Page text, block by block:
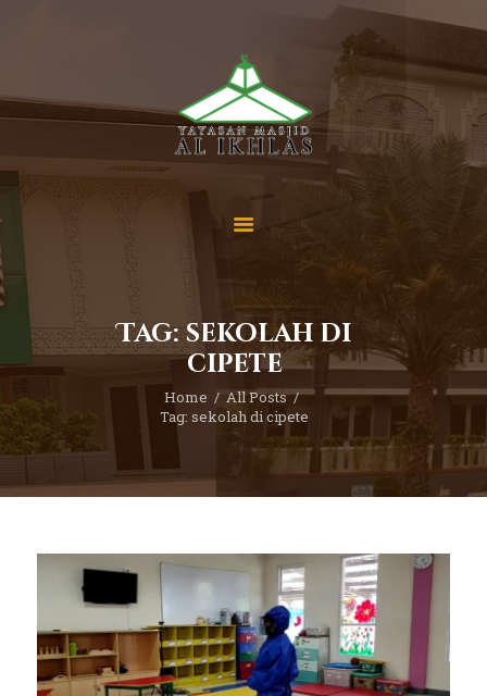
Tag: sekolah di
cipete
Home
All Posts
Tag: sekolah di cipete
Yuk Berdonasi
Kontak